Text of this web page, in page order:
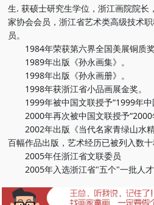
生. 获硕士研究生学位，浙江画院院长
家协会会员，浙江省艺术类高级技术
员。
1984年荣获第六界全国美展铜质奖
1989年出版《孙永画集》。
1998年出版《孙永画册》。
1998年获浙江省小品画展金奖。
1999年被中国文联授予“1999年中
2000年再次被中国文联授予“2000
2002年出版《当代名家青绿山水
百幅作品出版，艺术经历已被列入数十
2005年任浙江省文联委员
2005年入选浙江省"五个"一批人才